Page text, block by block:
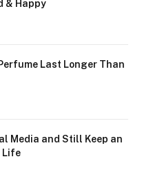
& Happy
Last Longer Than
Media and Still Keep an
Life